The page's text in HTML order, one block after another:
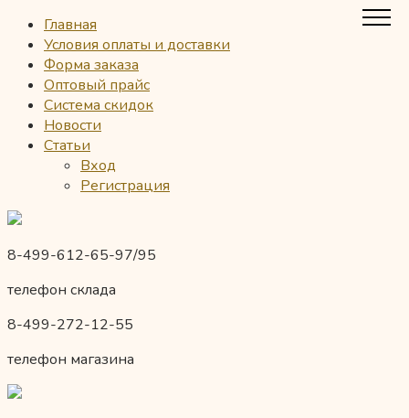
Главная
Условия оплаты и доставки
Форма заказа
Оптовый прайс
Система скидок
Новости
Статьи
Вход
Регистрация
8-499-612-65-97/95
телефон склада
8-499-272-12-55
телефон магазина